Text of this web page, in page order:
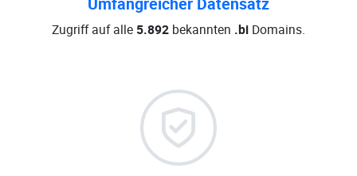
Zugriff auf alle 5.892 bekannten .bi Domains.